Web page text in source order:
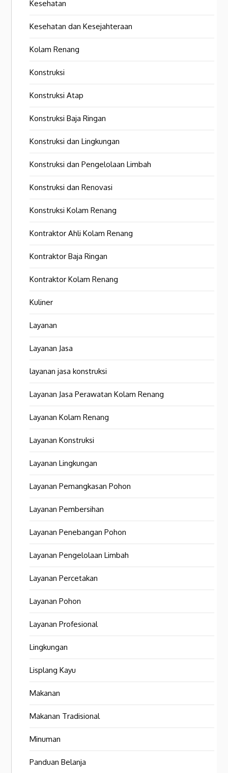
Kesehatan
Kesehatan dan Kesejahteraan
Kolam Renang
Konstruksi
Konstruksi Atap
Konstruksi Baja Ringan
Konstruksi dan Lingkungan
Konstruksi dan Pengelolaan Limbah
Konstruksi dan Renovasi
Konstruksi Kolam Renang
Kontraktor Ahli Kolam Renang
Kontraktor Baja Ringan
Kontraktor Kolam Renang
Kuliner
Layanan
Layanan Jasa
layanan jasa konstruksi
Layanan Jasa Perawatan Kolam Renang
Layanan Kolam Renang
Layanan Konstruksi
Layanan Lingkungan
Layanan Pemangkasan Pohon
Layanan Pembersihan
Layanan Penebangan Pohon
Layanan Pengelolaan Limbah
Layanan Percetakan
Layanan Pohon
Layanan Profesional
Lingkungan
Lisplang Kayu
Makanan
Makanan Tradisional
Minuman
Panduan Belanja